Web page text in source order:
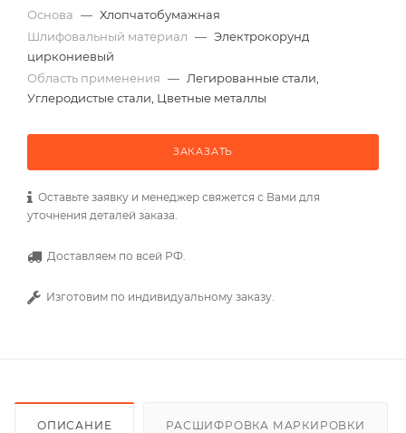
Основа — Хлопчатобумажная
Шлифовальный материал — Электрокорунд
циркониевый
Область применения — Легированные стали,
Углеродистые стали, Цветные металлы
ЗАКАЗАТЬ
Оставьте заявку и менеджер свяжется с Вами для
уточнения деталей заказа.
Доставляем по всей РФ.
Изготовим по индивидуальному заказу.
ОПИСАНИЕ РАСШИФРОВКА МАРКИРОВКИ